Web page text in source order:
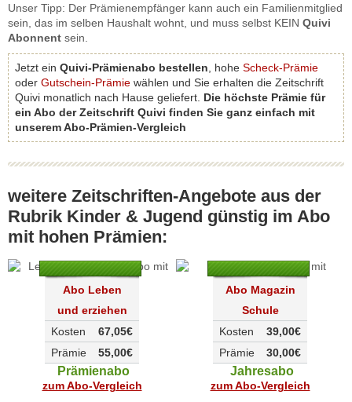
Unser Tipp: Der Prämienempfänger kann auch ein Familienmitglied
sein, das im selben Haushalt wohnt, und muss selbst KEIN Quivi
Abonnent sein.
Jetzt ein Quivi-Prämienabo bestellen , hohe Scheck-Prämie
oder Gutschein-Prämie wählen und Sie erhalten die Zeitschrift
Quivi monatlich nach Hause geliefert. Die höchste Prämie für
ein Abo der Zeitschrift Quivi finden Sie ganz einfach mit
unserem Abo-Prämien-Vergleich
weitere Zeitschriften-Angebote aus der
Rubrik Kinder & Jugend günstig im Abo
mit hohen Prämien:
Abo Leben
und erziehen
67,05€
Kosten
55,00€
Prämie
Prämienabo
zum Abo-Vergleich
Abo Magazin
Schule
39,00€
Kosten
30,00€
Prämie
Jahresabo
zum Abo-Vergleich